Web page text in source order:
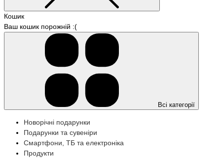
Кошик
Ваш кошик порожній :(
Всі категорії
Новорічні подарунки
Подарунки та сувеніри
Смартфони, ТБ та електроніка
Продукти